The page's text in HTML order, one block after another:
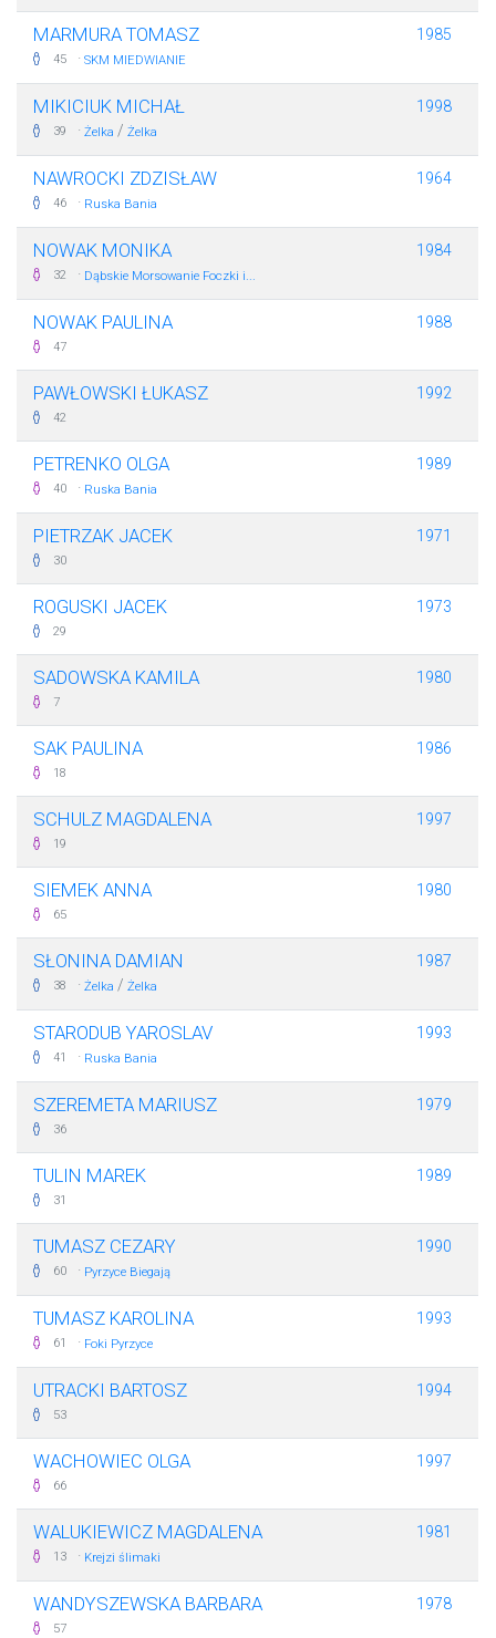
MARMURA TOMASZ
45 · SKM MIEDWIANIE
1985
MIKICIUK MICHAŁ
39 · Żelka / Żelka
1998
NAWROCKI ZDZISŁAW
46 · Ruska Bania
1964
NOWAK MONIKA
32 · Dąbskie Morsowanie Foczki i...
1984
NOWAK PAULINA
47
1988
PAWŁOWSKI ŁUKASZ
42
1992
PETRENKO OLGA
40 · Ruska Bania
1989
PIETRZAK JACEK
30
1971
ROGUSKI JACEK
29
1973
SADOWSKA KAMILA
7
1980
SAK PAULINA
18
1986
SCHULZ MAGDALENA
19
1997
SIEMEK ANNA
65
1980
SŁONINA DAMIAN
38 · Żelka / Żelka
1987
STARODUB YAROSLAV
41 · Ruska Bania
1993
SZEREMETA MARIUSZ
36
1979
TULIN MAREK
31
1989
TUMASZ CEZARY
60 · Pyrzyce Biegają
1990
TUMASZ KAROLINA
61 · Foki Pyrzyce
1993
UTRACKI BARTOSZ
53
1994
WACHOWIEC OLGA
66
1997
WALUKIEWICZ MAGDALENA
13 · Krejzi ślimaki
1981
WANDYSZEWSKA BARBARA
57
1978